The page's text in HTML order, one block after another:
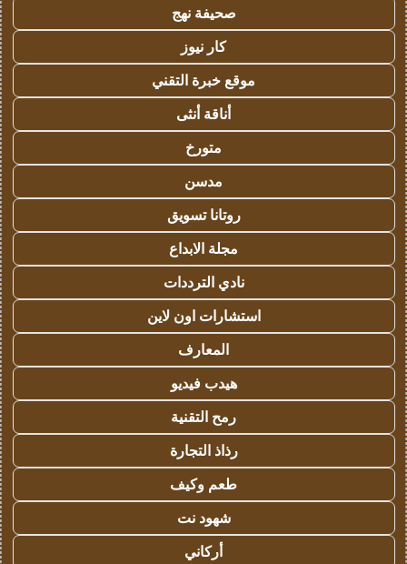
صحيفة نهج
كار نيوز
موقع خبرة التقني
أناقة أنثى
متورخ
مدسن
روتانا تسويق
مجلة الابداع
نادي الترددات
استشارات اون لاين
المعارف
هيدب فيديو
رمح التقنية
رذاذ التجارة
طعم وكيف
شهود نت
أركاني